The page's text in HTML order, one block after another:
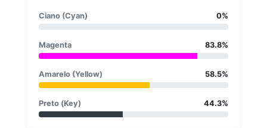
Ciano (Cyan) 0%
Magenta 83.8%
Amarelo (Yellow) 58.5%
Preto (Key) 44.3%